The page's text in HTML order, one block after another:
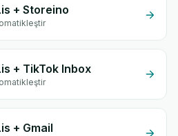
+ Storeino
+ TikTok Inbox
+ Gmail